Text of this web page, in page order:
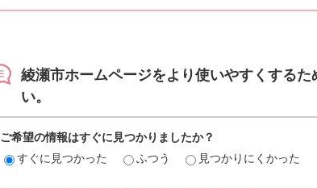
綾瀬市ホームページをより使いやすくする
い。
ご希望の情報はすぐに見つかりましたか？
すぐに見つかった
ふつう 見つかりにくかった